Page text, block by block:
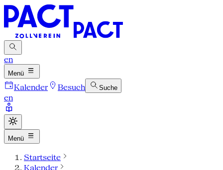
en
Menü
Kalender Besuch Suche
en
Menü
Startseite
Kalender